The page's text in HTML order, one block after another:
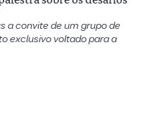
a convite de um grupo de
exclusivo voltado para a